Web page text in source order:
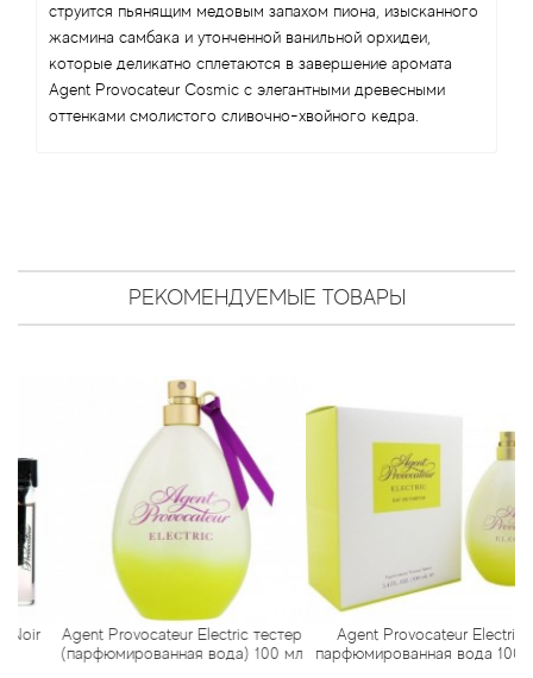
струится пьянящим медовым запахом пиона, изысканного
жасмина самбака и утонченной ванильной орхидеи,
которые деликатно сплетаются в завершение аромата
Agent Provocateur Cosmic с элегантными древесными
оттенками смолистого сливочно-хвойного кедра.
РЕКОМЕНДУЕМЫЕ ТОВАРЫ
Agent Provocateur Electric тестер
(парфюмированная вода) 100 мл
Agent Provocateur Electric
парфюмированная вода 100 мл
Antonio Banderas
Antonio Puig
Arabesque Perfumes
Arabiyat
Ariana Grande
Armaf
Armand Basi
Arrogance